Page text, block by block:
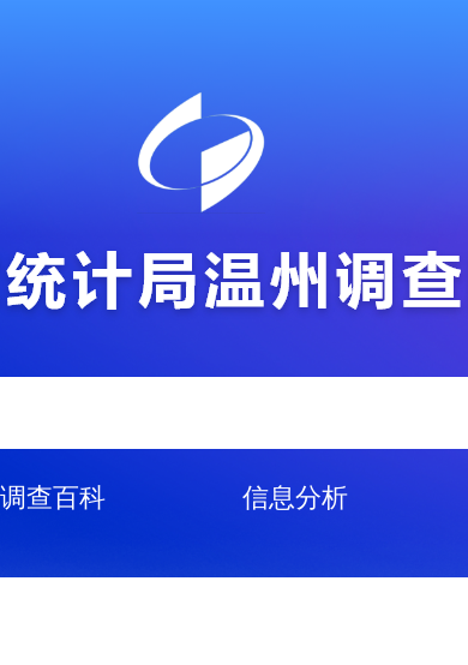
调查百科 信息分析